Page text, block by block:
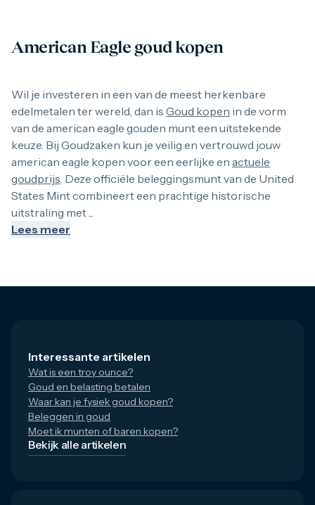
American Eagle goud kopen
Wil je investeren in een van de meest herkenbare
Waarom American Eagle gouden munt
Er zijn veel goede redenen te bedenken wanneer
1 troy ounce gouden munt van American
American Eagle gouden munt vs andere
Klanten vragen ons regelmatig hoe deze american
American Eagle goud kopen
Wil je investeren in een van de meest herkenbare
edelmetalen ter wereld, dan is Goud kopen in de vorm
van de american eagle gouden munt een uitstekende
keuze. Bij Goudzaken kun je veilig en vertrouwd jouw
american eagle kopen voor een eerlijke en actuele
goudprijs . Deze officiële beleggingsmunt van de United
States Mint combineert een prachtige historische
uitstraling met ...
Lees meer
Interessante artikelen
Wat is een troy ounce?
Goud en belasting betalen
Waar kan je fysiek goud kopen?
Beleggen in goud
Moet ik munten of baren kopen?
Bekijk alle artikelen